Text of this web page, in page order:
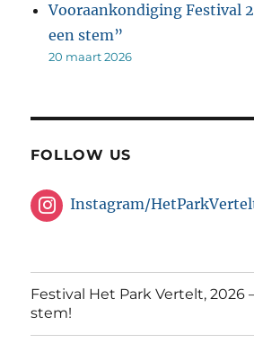
Vooraankondiging Festival
een stem”
20 maart 2026
FOLLOW US
Instagram/
Festival Het Park Vertelt, 2026
stem!